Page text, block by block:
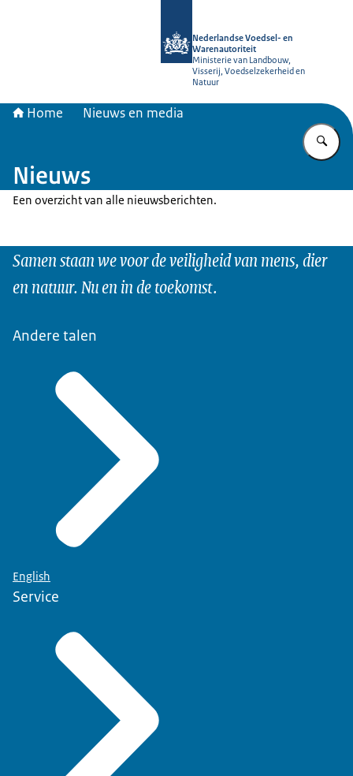
Nederlandse Voedsel- en
Warenautoriteit
Ministerie van Landbouw,
Visserij, Voedselzekerheid en
Natuur
Home Nieuws en media
Nieuws
Een overzicht van alle nieuwsberichten.
Samen staan we voor de veiligheid van mens, dier
en natuur. Nu en in de toekomst.
Andere talen
English
Service